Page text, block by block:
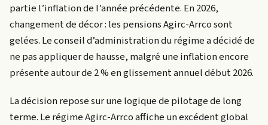
partie l’inflation de l’année précédente. En 2026,
changement de décor : les pensions Agirc-Arrco sont
gelées. Le conseil d’administration du régime a décidé de
ne pas appliquer de hausse, malgré une inflation encore
présente autour de 2 % en glissement annuel début 2026.
La décision repose sur une logique de pilotage de long
terme. Le régime Agirc-Arrco affiche un excédent global